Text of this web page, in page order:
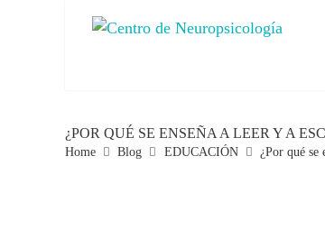
¿POR QUÉ SE ENSEÑA A LEER Y A
Home Blog EDUCACIÓN ¿Por qué se